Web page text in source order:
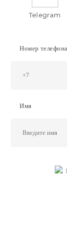
Telegram
Номер телефона
Имя